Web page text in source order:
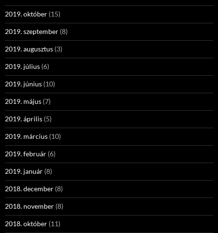
2019. október (15)
2019. szeptember (8)
2019. augusztus (3)
2019. július (6)
2019. június (10)
2019. május (7)
2019. április (5)
2019. március (10)
2019. február (6)
2019. január (8)
2018. december (8)
2018. november (8)
2018. október (11)